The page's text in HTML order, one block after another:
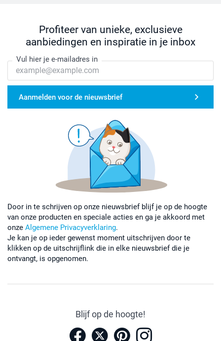
Profiteer van unieke, exclusieve
aanbiedingen en inspiratie in je inbox
Vul hier je e-mailadres in
Aanmelden voor de nieuwsbrief
Door in te schrijven op onze nieuwsbrief blijf je op de hoogte
van onze producten en speciale acties en ga je akkoord met
onze Algemene Privacyverklaring.
Je kan je op ieder gewenst moment uitschrijven door te
klikken op de uitschrijflink die in elke nieuwsbrief die je
ontvangt, is opgenomen.
Blijf op de hoogte!